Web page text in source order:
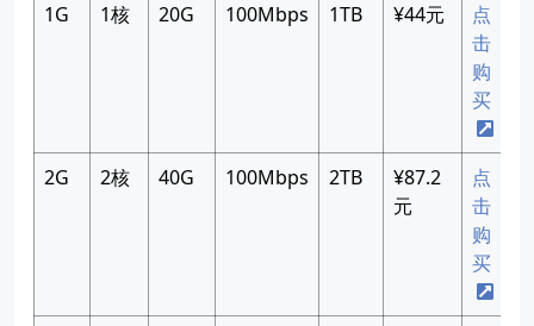
1G
1核 20G 100Mbps 1TB ¥44元
点
击
购
买
2G 2核 40G 100Mbps 2TB
¥87.2
元
点
击
购
买